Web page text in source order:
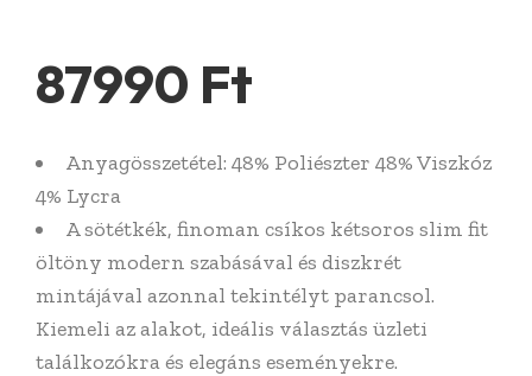
87990 Ft
Anyagösszetétel: 48% Poliészter 48% Viszkóz
4% Lycra
A sötétkék, finoman csíkos kétsoros slim fit
öltöny modern szabásával és diszkrét
mintájával azonnal tekintélyt parancsol.
Kiemeli az alakot, ideális választás üzleti
találkozókra és elegáns eseményekre.